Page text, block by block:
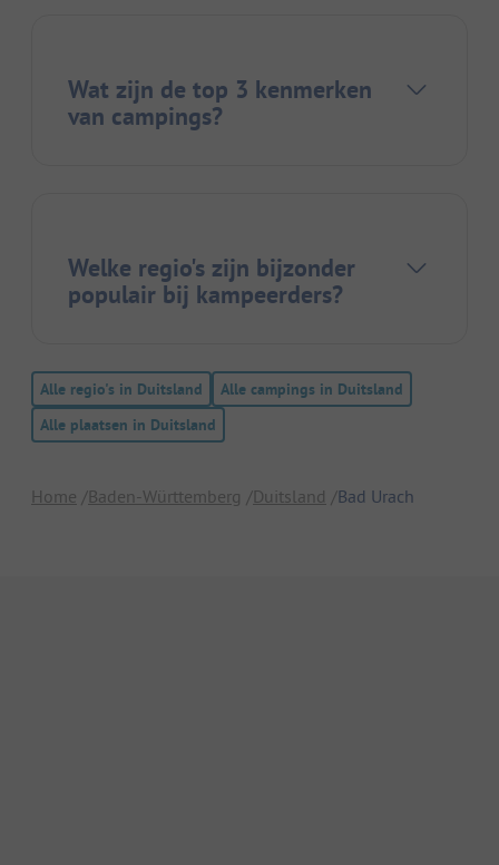
Wat zijn de top 3 kenmerken
van campings?
Welke regio's zijn bijzonder
populair bij kampeerders?
Alle regio's in Duitsland
Alle campings in Duitsland
Alle plaatsen in Duitsland
Home Baden-Württemberg Duitsland Bad Urach